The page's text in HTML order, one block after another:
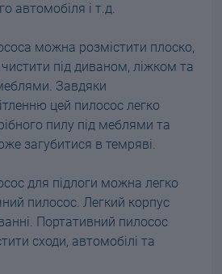
автомобіля і т.д.
можна розмістити плоско,
під диваном, ліжком та
Завдяки
цей пилосос легко
пилу під меблями та
загубитися в темряві.
для підлоги можна легко
пилосос. Легкий корпус
Портативний пилосос
сходи, автомобілі та